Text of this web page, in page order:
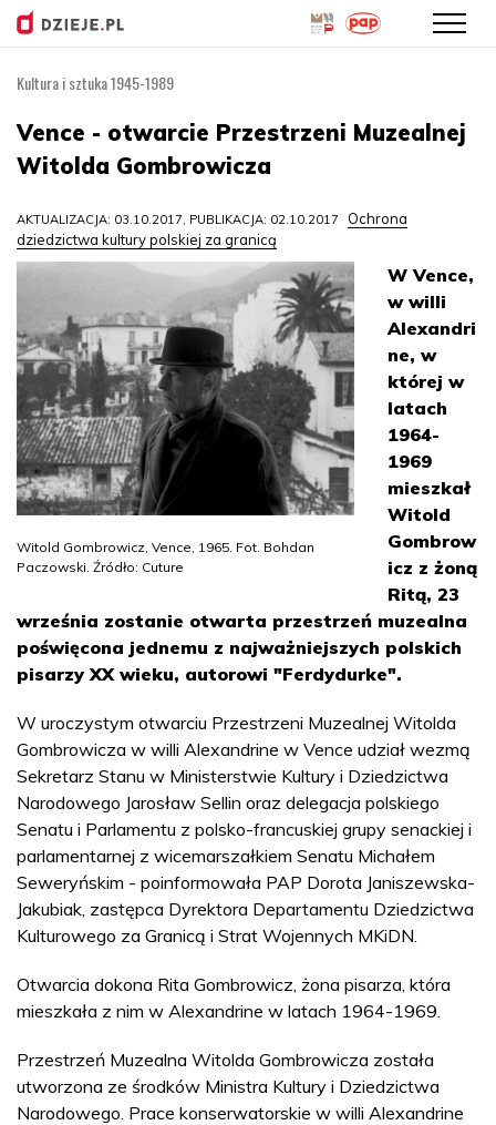
treści
Kultura i sztuka 1945-1989
Vence - otwarcie Przestrzeni Muzealnej
Witolda Gombrowicza
AKTUALIZACJA: 03.10.2017, PUBLIKACJA: 02.10.2017
Ochrona
dziedzictwa kultury polskiej za granicą
Witold Gombrowicz, Vence, 1965. Fot. Bohdan
Paczowski. Źródło: Cuture
W Vence,
w willi
Alexandri
ne, w
której w
latach
1964-
1969
mieszkał
Witold
Gombrow
icz z żoną
Ritą, 23
września zostanie otwarta przestrzeń muzealna
poświęcona jednemu z najważniejszych polskich
pisarzy XX wieku, autorowi "Ferdydurke".
W uroczystym otwarciu Przestrzeni Muzealnej Witolda
Gombrowicza w willi Alexandrine w Vence udział wezmą
Sekretarz Stanu w Ministerstwie Kultury i Dziedzictwa
Narodowego Jarosław Sellin oraz delegacja polskiego
Senatu i Parlamentu z polsko-francuskiej grupy senackiej i
parlamentarnej z wicemarszałkiem Senatu Michałem
Seweryńskim - poinformowała PAP Dorota Janiszewska-
Jakubiak, zastępca Dyrektora Departamentu Dziedzictwa
Kulturowego za Granicą i Strat Wojennych MKiDN.
Otwarcia dokona Rita Gombrowicz, żona pisarza, która
mieszkała z nim w Alexandrine w latach 1964-1969.
Przestrzeń Muzealna Witolda Gombrowicza została
utworzona ze środków Ministra Kultury i Dziedzictwa
Narodowego. Prace konserwatorskie w willi Alexandrine